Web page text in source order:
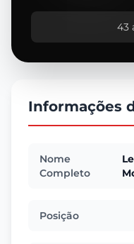
43
Informações
Nome
Completo
Posição